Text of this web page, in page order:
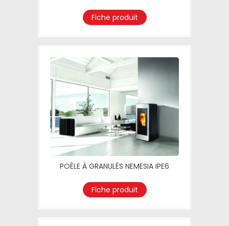
Fiche produit
POÊLE À GRANULÉS NEMESIA IPE6
Fiche produit